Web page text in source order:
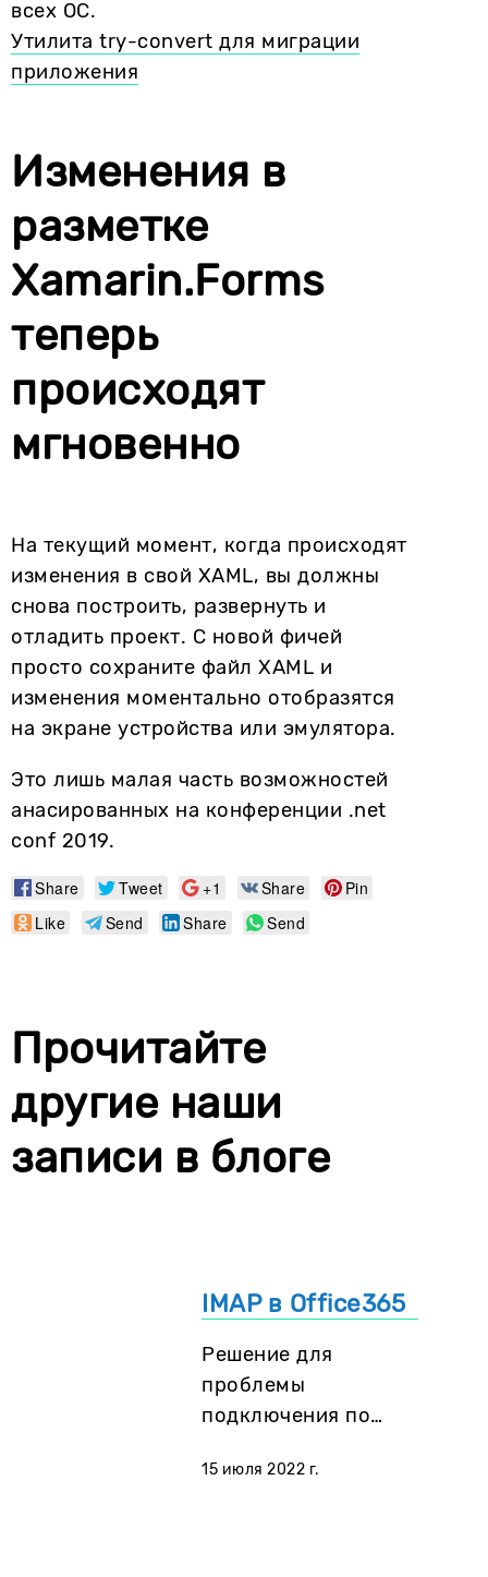
всех ОС.
Утилита try-convert для миграции
приложения
Изменения в
разметке
Xamarin.Forms
теперь
происходят
мгновенно
На текущий момент, когда происходят
изменения в свой XAML, вы должны
снова построить, развернуть и
отладить проект. С новой фичей
просто сохраните файл XAML и
изменения моментально отобразятся
на экране устройства или эмулятора.
Это лишь малая часть возможностей
анасированных на конференции .net
conf 2019.
Share Tweet +1 Share
Pin
Like
Send Share Send
Прочитайте
другие наши
записи в блоге
IMAP в Office365
Решение для
проблемы
подключения по
15 июля 2022 г.